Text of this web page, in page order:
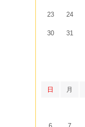
23 24
30 31
日 月